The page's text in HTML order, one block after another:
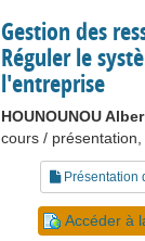
Gestion des
Réguler le
l'entreprise
HOUNOUNOU
cours / présentation,
Présentation
Accéder à